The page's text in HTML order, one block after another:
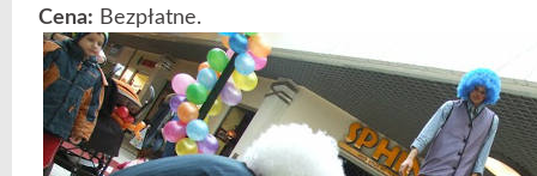
Cena: Bezpłatne.